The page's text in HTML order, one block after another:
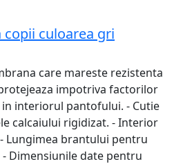
copii culoarea gri
care mareste rezistenta
impotriva factorilor
interiorul pantofului. - Cutie
calcaiului rigidizat. - Interior
Lungimea brantului pentru
Dimensiunile date pentru